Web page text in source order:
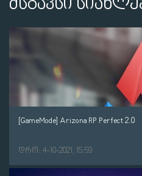
მსგავსი
[GameMode] Arizona RP Perfect 2.0
დრო: 4-10-2021, 15:59